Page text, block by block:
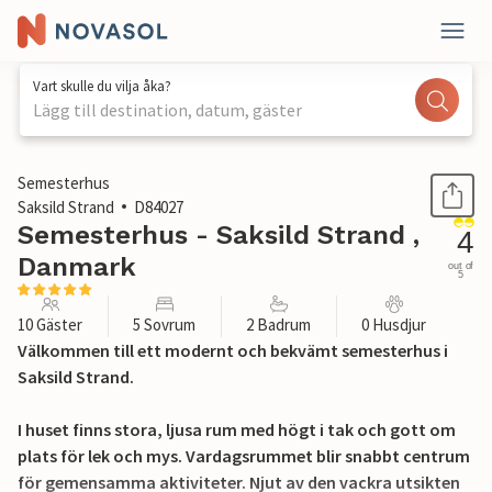
Vart skulle du vilja åka?
Lägg till destination, datum, gäster
1 / 23
Semesterhus
Saksild Strand
D84027
Semesterhus - Saksild Strand ,
Danmark
4
out of
5
10 Gäster 5 Sovrum 2 Badrum 0 Husdjur
Välkommen till ett modernt och bekvämt semesterhus i
Saksild Strand.
I huset finns stora, ljusa rum med högt i tak och gott om
plats för lek och mys. Vardagsrummet blir snabbt centrum
för gemensamma aktiviteter. Njut av den vackra utsikten